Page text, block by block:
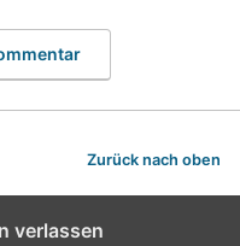
Zurück nach oben
verlassen